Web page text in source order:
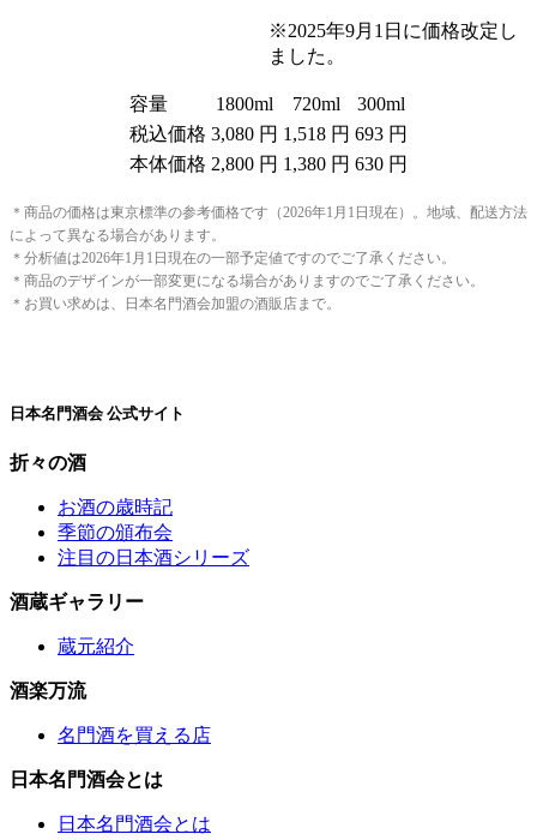
※2025年9月1日に価格改定し
ました。
容量 1800ml 720ml
300ml
税込価格 3,080 円 1,518 円 693 円
本体価格 2,800 円 1,380 円 630 円
＊商品の価格は東京標準の参考価格です（2026年1月1日現在）。地域、配送方法
によって異なる場合があります。
＊分析値は2026年1月1日現在の一部予定値ですのでご了承ください。
＊商品のデザインが一部変更になる場合がありますのでご了承ください。
＊お買い求めは、日本名門酒会加盟の酒販店まで。
日本名門酒会 公式サイト
折々の酒
お酒の歳時記
季節の頒布会
注目の日本酒シリーズ
酒蔵ギャラリー
蔵元紹介
酒楽万流
名門酒を買える店
日本名門酒会とは
日本名門酒会とは